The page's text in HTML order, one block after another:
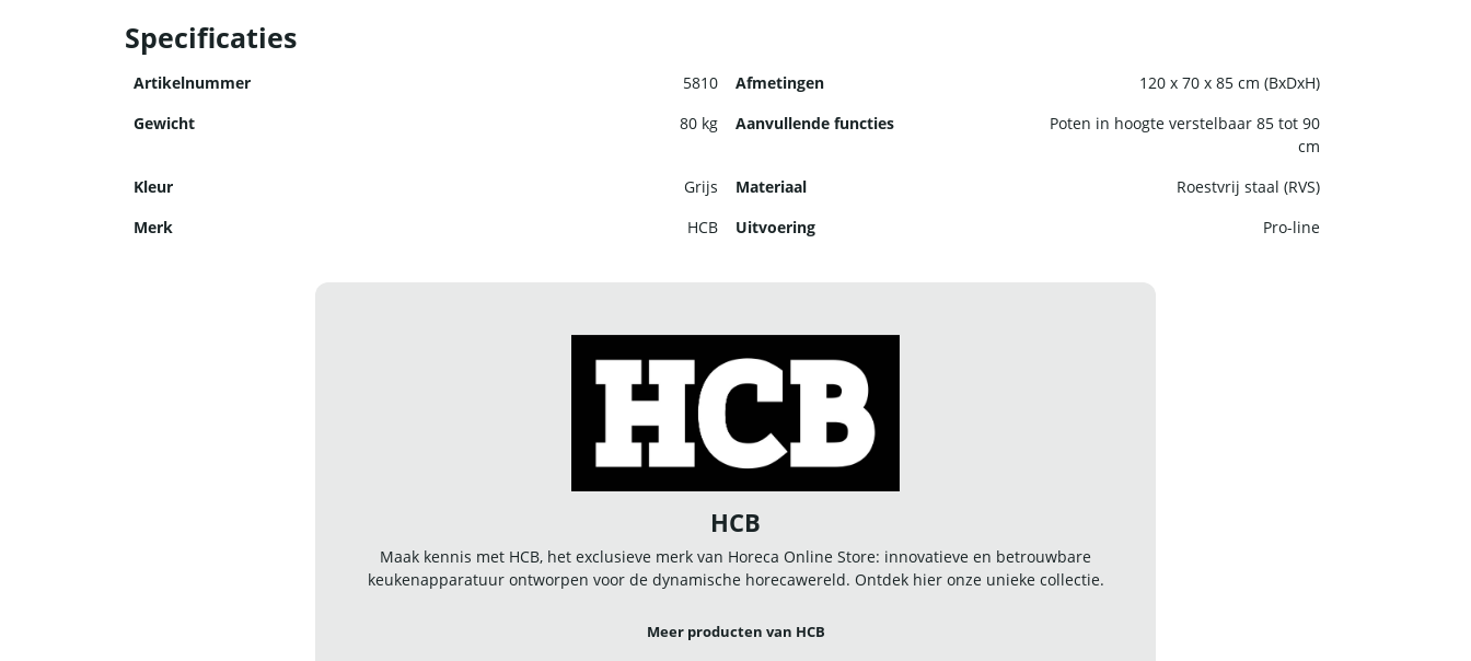
Specificaties
Artikelnummer 5810 Afmetingen
120 x 70 x 85 cm (BxDxH)
Gewicht
80 kg Aanvullende functies
Poten in hoogte verstelbaar 85 tot 90
cm
Kleur
Grijs Materiaal
Roestvrij staal (RVS)
Merk
HCB Uitvoering Pro-line
HCB
Maak kennis met HCB, het exclusieve merk van Horeca Online Store: innovatieve en betrouwbare
keukenapparatuur ontworpen voor de dynamische horecawereld. Ontdek hier onze unieke collectie.
Meer producten van HCB